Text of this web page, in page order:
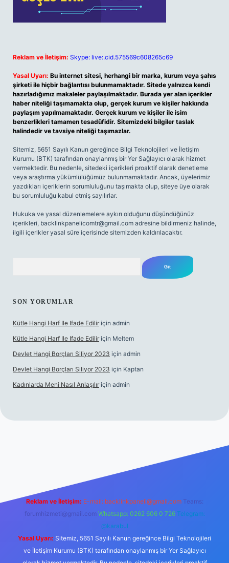
Reklam ve İletişim: Skype: live:.cid.575569c608265c69
Yasal Uyarı: Bu internet sitesi, herhangi bir marka, kurum veya şahıs
şirketi ile hiçbir bağlantısı bulunmamaktadır. Sitede yalnızca kendi
hazırladığımız makaleler paylaşılmaktadır. Burada yer alan içerikler
haber niteliği taşımamakta olup, gerçek kurum ve kişiler hakkında
paylaşım yapılmamaktadır. Gerçek kurum ve kişiler ile isim
benzerlikleri tamamen tesadüfidir. Sitemizdeki bilgiler taslak
halindedir ve tavsiye niteliği taşımazlar.
Sitemiz, 5651 Sayılı Kanun gereğince Bilgi Teknolojileri ve İletişim
Kurumu (BTK) tarafından onaylanmış bir Yer Sağlayıcı olarak hizmet
vermektedir. Bu nedenle, sitedeki içerikleri proaktif olarak denetleme
veya araştırma yükümlülüğümüz bulunmamaktadır. Ancak, üyelerimiz
yazdıkları içeriklerin sorumluluğunu taşımakta olup, siteye üye olarak
bu sorumluluğu kabul etmiş sayılırlar.
Hukuka ve yasal düzenlemelere aykırı olduğunu düşündüğünüz
içerikleri, backlinkpanelicomtr@gmail.com adresine bildirmeniz halinde,
ilgili içerikler yasal süre içerisinde sitemizden kaldırılacaktır.
SON YORUMLAR
Kütle Hangi Harf Ile Ifade Edilir için admin
Kütle Hangi Harf Ile Ifade Edilir için Meltem
Devlet Hangi Borçları Siliyor 2023 için admin
Devlet Hangi Borçları Siliyor 2023 için Kaptan
Kadınlarda Meni Nasıl Anlaşılır için admin
Betexper giriş adresi
Reklam ve İletişim: E-mail: backlinkpaneli@gmail.com Teams:
forumhizmeti@gmail.com Whatsapp: 0262 606 0 726 Telegram:
@karabul
Yasal Uyarı: Sitemiz, 5651 Sayılı Kanun gereğince Bilgi Teknolojileri
ve İletişim Kurumu (BTK) tarafından onaylanmış bir Yer Sağlayıcı